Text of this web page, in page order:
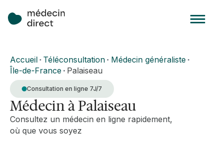
Accueil • Téléconsultation • Médecin généraliste•
Île-de-France • Palaiseau
Consultation en ligne 7J/7
Médecin à Palaiseau
Consultez un médecin en ligne rapidement,
où que vous soyez